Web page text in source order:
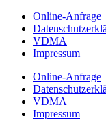
Online-Anfrage
VDMA
Impressum
Online-Anfrage
VDMA
Impressum